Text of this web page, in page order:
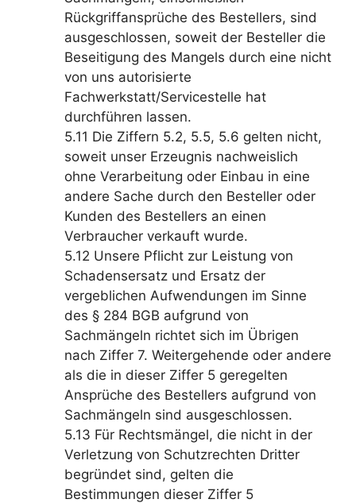
Rückgriffansprüche des Bestellers, sind
ausgeschlossen, soweit der Besteller die
Beseitigung des Mangels durch eine nicht
von uns autorisierte
Fachwerkstatt/Servicestelle hat
durchführen lassen.
5.11 Die Ziffern 5.2, 5.5, 5.6 gelten nicht,
soweit unser Erzeugnis nachweislich
ohne Verarbeitung oder Einbau in eine
andere Sache durch den Besteller oder
Kunden des Bestellers an einen
Verbraucher verkauft wurde.
5.12 Unsere Pflicht zur Leistung von
Schadensersatz und Ersatz der
vergeblichen Aufwendungen im Sinne
des § 284 BGB aufgrund von
Sachmängeln richtet sich im Übrigen
nach Ziffer 7. Weitergehende oder andere
als die in dieser Ziffer 5 geregelten
Ansprüche des Bestellers aufgrund von
Sachmängeln sind ausgeschlossen.
5.13 Für Rechtsmängel, die nicht in der
Verletzung von Schutzrechten Dritter
begründet sind, gelten die
Bestimmungen dieser Ziffer 5